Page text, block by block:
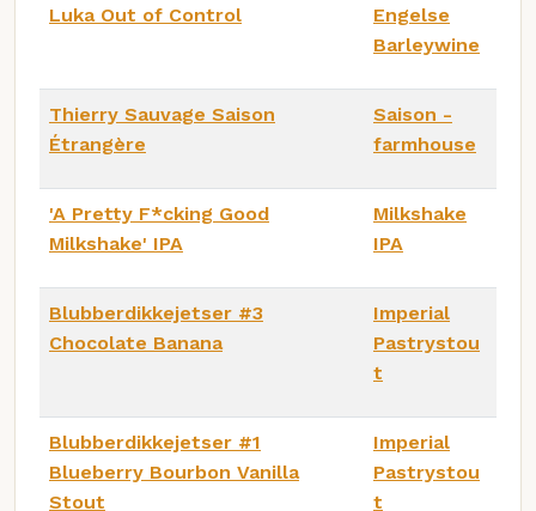
Luka Out of Control
Engelse
Barleywine
Thierry Sauvage Saison
Étrangère
Saison -
farmhouse
'A Pretty F*cking Good
Milkshake' IPA
Milkshake
IPA
Blubberdikkejetser #3
Chocolate Banana
Imperial
Pastrystou
t
Blubberdikkejetser #1
Blueberry Bourbon Vanilla
Stout
Imperial
Pastrystou
t